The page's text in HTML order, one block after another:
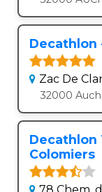
Decathlon
Zac De
32000 Auch
Decathlon
Colomiers
78 Chem.